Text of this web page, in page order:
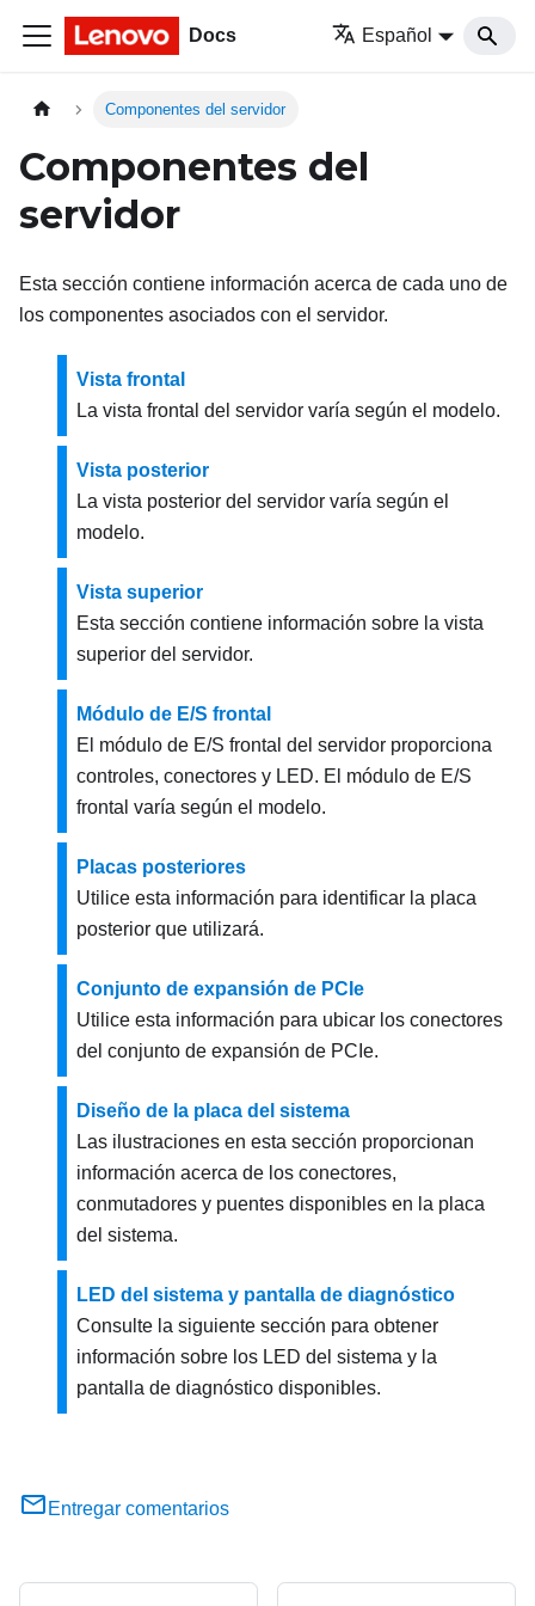
Docs Español
Componentes del servidor
Componentes del
servidor
Esta sección contiene información acerca de cada uno de
los componentes asociados con el servidor.
Vista frontal
La vista frontal del servidor varía según el modelo.
Vista posterior
La vista posterior del servidor varía según el
modelo.
Vista superior
Esta sección contiene información sobre la vista
superior del servidor.
Módulo de E/S frontal
El módulo de E/S frontal del servidor proporciona
controles, conectores y LED. El módulo de E/S
frontal varía según el modelo.
Placas posteriores
Utilice esta información para identificar la placa
posterior que utilizará.
Conjunto de expansión de PCIe
Utilice esta información para ubicar los conectores
del conjunto de expansión de PCIe.
Diseño de la placa del sistema
Las ilustraciones en esta sección proporcionan
información acerca de los conectores,
conmutadores y puentes disponibles en la placa
del sistema.
LED del sistema y pantalla de diagnóstico
Consulte la siguiente sección para obtener
información sobre los LED del sistema y la
pantalla de diagnóstico disponibles.
Entregar comentarios